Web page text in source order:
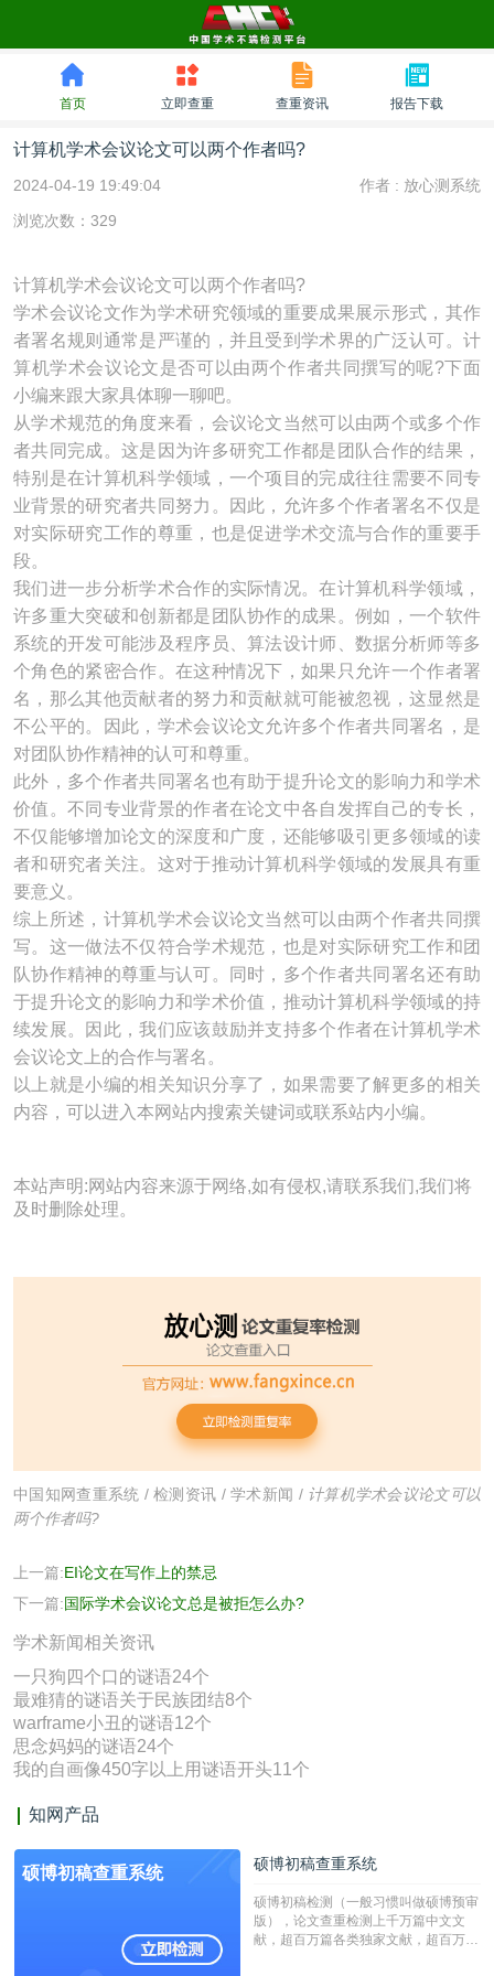
首页 立即查重 查重资讯 报告下载
计算机学术会议论文可以两个作者吗?
2024-04-19 19:49:04 作者 : 放心测系统
浏览次数：329
计算机学术会议论文可以两个作者吗?
学术会议论文作为学术研究领域的重要成果展示形式，其作
者署名规则通常是严谨的，并且受到学术界的广泛认可。计
算机学术会议论文是否可以由两个作者共同撰写的呢?下面
小编来跟大家具体聊一聊吧。
从学术规范的角度来看，会议论文当然可以由两个或多个作
者共同完成。这是因为许多研究工作都是团队合作的结果，
特别是在计算机科学领域，一个项目的完成往往需要不同专
业背景的研究者共同努力。因此，允许多个作者署名不仅是
对实际研究工作的尊重，也是促进学术交流与合作的重要手
段。
我们进一步分析学术合作的实际情况。在计算机科学领域，
许多重大突破和创新都是团队协作的成果。例如，一个软件
系统的开发可能涉及程序员、算法设计师、数据分析师等多
个角色的紧密合作。在这种情况下，如果只允许一个作者署
名，那么其他贡献者的努力和贡献就可能被忽视，这显然是
不公平的。因此，学术会议论文允许多个作者共同署名，是
对团队协作精神的认可和尊重。
此外，多个作者共同署名也有助于提升论文的影响力和学术
价值。不同专业背景的作者在论文中各自发挥自己的专长，
不仅能够增加论文的深度和广度，还能够吸引更多领域的读
者和研究者关注。这对于推动计算机科学领域的发展具有重
要意义。
综上所述，计算机学术会议论文当然可以由两个作者共同撰
写。这一做法不仅符合学术规范，也是对实际研究工作和团
队协作精神的尊重与认可。同时，多个作者共同署名还有助
于提升论文的影响力和学术价值，推动计算机科学领域的持
续发展。因此，我们应该鼓励并支持多个作者在计算机学术
会议论文上的合作与署名。
以上就是小编的相关知识分享了，如果需要了解更多的相关
内容，可以进入本网站内搜索关键词或联系站内小编。
本站声明:网站内容来源于网络,如有侵权,请联系我们,我们将
及时删除处理。
中国知网查重系统 /检测资讯 / 学术新闻 / 计算机学术会议论文可以
两个作者吗?
上一篇:EI论文在写作上的禁忌
下一篇:国际学术会议论文总是被拒怎么办?
学术新闻相关资讯
一只狗四个口的谜语24个
最难猜的谜语关于民族团结8个
warframe小丑的谜语12个
思念妈妈的谜语24个
我的自画像450字以上用谜语开头11个
知网产品
硕博初稿查重系统 硕博初稿查重系统
硕博初稿检测（一般习惯叫做硕博预审
版），论文查重检测上千万篇中文文
献，超百万篇各类独家文献，超百万港